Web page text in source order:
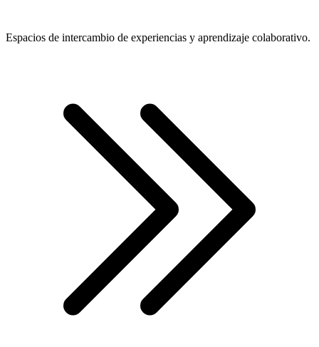
Espacios de intercambio de experiencias y aprendizaje colaborativo.